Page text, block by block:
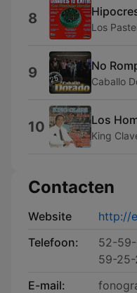
8 Los
9 No
Caballo
10 Los
King
Contacten
Website
http://
Telefoon:
52-
59-
E-mail: